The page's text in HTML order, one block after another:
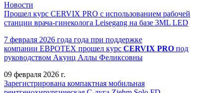
Новости
Прошел курс CERVIX PRO с использованием рабочей
станции врача-гинеколога Leisegang на базе 3ML LED
7 февраля 2026 года года при поддержке
компании ЕВРОТЕХ прошел курс CERVIX PRO под
руководством Акунц Аллы Феликсовны
09 февраля 2026 г.
Зарегистрирована компактная мобильная